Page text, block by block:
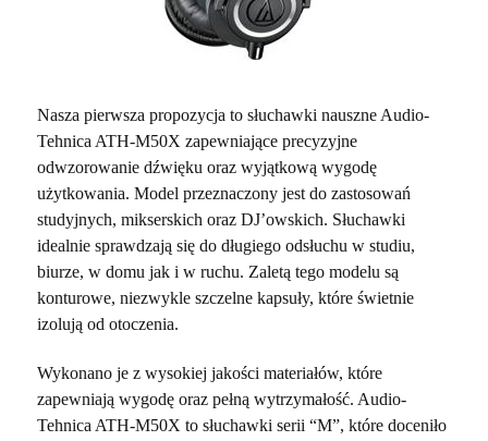
Nasza pierwsza propozycja to słuchawki nauszne Audio-
Tehnica ATH-M50X zapewniające precyzyjne
odwzorowanie dźwięku oraz wyjątkową wygodę
użytkowania. Model przeznaczony jest do zastosowań
studyjnych, mikserskich oraz DJ’owskich. Słuchawki
idealnie sprawdzają się do długiego odsłuchu w studiu,
biurze, w domu jak i w ruchu. Zaletą tego modelu są
konturowe, niezwykle szczelne kapsuły, które świetnie
izolują od otoczenia.
Wykonano je z wysokiej jakości materiałów, które
zapewniają wygodę oraz pełną wytrzymałość. Audio-
Tehnica ATH-M50X to słuchawki serii “M”, które doceniło